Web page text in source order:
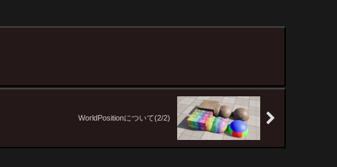
WorldPositionについて(2/2)